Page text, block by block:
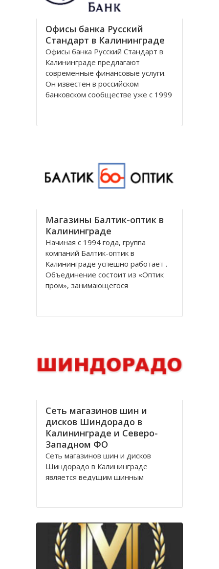
Офисы банка Русский
Стандарт в Калининграде
Офисы банка Русский Стандарт в
Калининграде предлагают
современные финансовые услуги.
Он известен в российском
банковском сообществе уже с 1999
настоящее время он является
Магазины Балтик-оптик в
Калининграде
Начиная с 1994 года, группа
компаний Балтик-оптик в
Калининграде успешно работает .
Объединение состоит из «Оптик
пром», занимающегося
оптическая компания,
Сеть магазинов шин и
дисков Шиндорадо в
Калининграде и Северо-
Западном ФО
Сеть магазинов шин и дисков
Шиндорадо в Калининграде
является ведущим шинным
восемь магазинов, но компания не
желает останавливаться на
достигнутом уровне и продолжает
расширяться.
Магазины Шиндорадо в